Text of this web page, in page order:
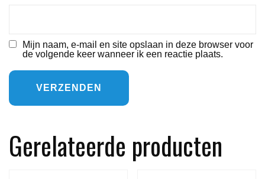
Mijn naam, e-mail en site opslaan in deze browser voor
de volgende keer wanneer ik een reactie plaats.
Gerelateerde producten